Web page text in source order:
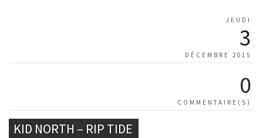
JEUDI
3
DÉCEMBRE 2015
0
COMMENTAIRE(S)
KID NORTH – RIP TIDE